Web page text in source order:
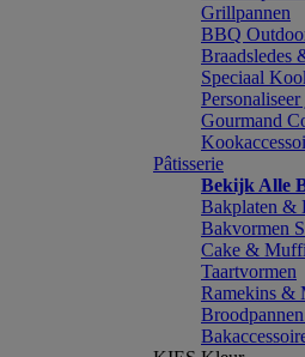
Grillpannen
BBQ
Braadsledes
Speciaal
Gourmand
Pâtisserie
Bekijk Alle
Bakplaten &
Bakvormen
Cake &
Taartvormen
Ramekins &